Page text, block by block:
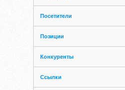
Посетители
Позиции
Конкуренты
Ссылки